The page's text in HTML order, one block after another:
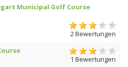
Municipal Golf Course
2 Bewertungen
1 Bewertungen